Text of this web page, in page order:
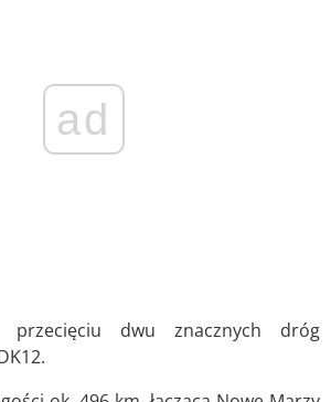
ad
dwu znacznych dróg